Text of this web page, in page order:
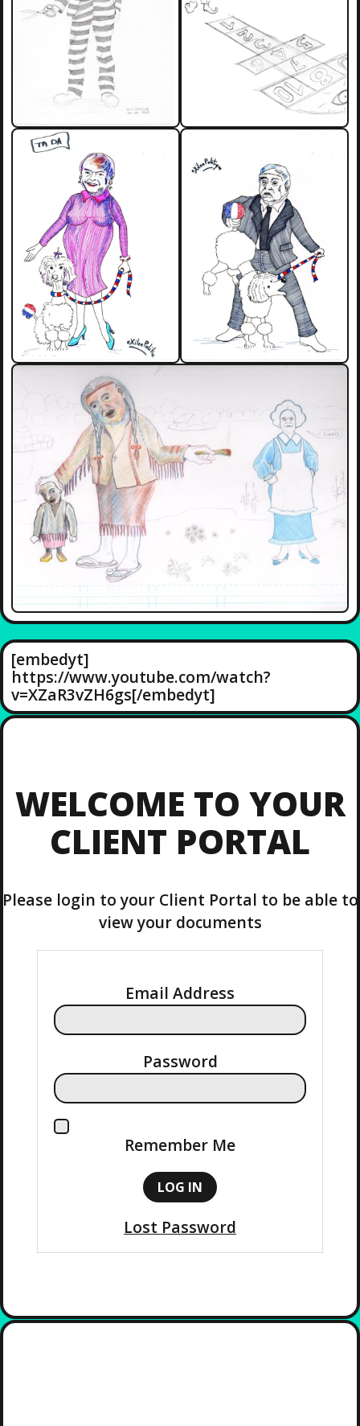
[embedyt]
https://www.youtube.com/watch?
v=XZaR3vZH6gs[/embedyt]
WELCOME TO YOUR
CLIENT PORTAL
Please login to your Client Portal to be able to
view your documents
Email Address
Password
Remember Me
Lost Password